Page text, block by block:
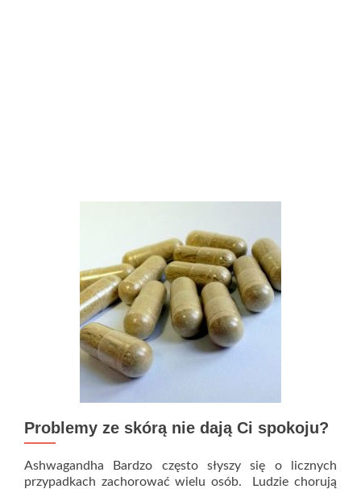
Problemy ze skórą nie dają Ci spokoju?
Ashwagandha Bardzo często słyszy się o licznych
przypadkach zachorować wielu osób. Ludzie chorują